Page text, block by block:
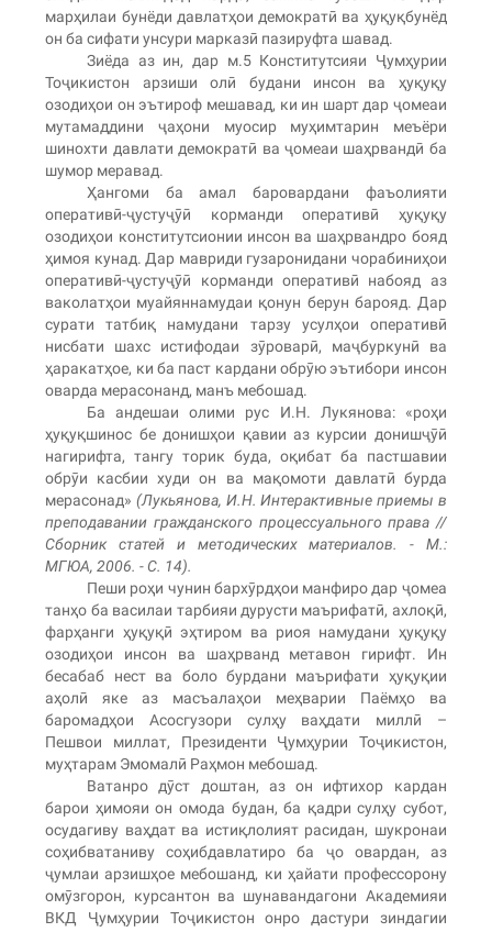
марҳилаи бунёди давлатҳои демократӣ ва ҳуқуқбунёд
он ба сифати унсури марказӣ пазируфта шавад.
Зиёда аз ин, дар м.5 Конститутсияи Ҷумҳурии
Тоҷикистон арзиши олӣ будани инсон ва ҳуқуқу
озодиҳои он эътироф мешавад, ки ин шарт дар ҷомеаи
мутамаддини ҷаҳони муосир муҳимтарин меъёри
шинохти давлати демократӣ ва ҷомеаи шаҳрвандӣ ба
шумор меравад.
Ҳангоми ба амал баровардани фаъолияти
оперативӣ-ҷустуҷӯӣ корманди оперативӣ ҳуқуқу
озодиҳои конститутсионии инсон ва шаҳрвандро бояд
ҳимоя кунад. Дар мавриди гузаронидани чорабиниҳои
оперативӣ-ҷустуҷӯӣ корманди оперативӣ набояд аз
ваколатҳои муайяннамудаи қонун берун барояд. Дар
сурати татбиқ намудани тарзу усулҳои оперативӣ
нисбати шахс истифодаи зӯроварӣ, маҷбуркунӣ ва
ҳаракатҳое, ки ба паст кардани обрӯю эътибори инсон
оварда мерасонанд, манъ мебошад.
Ба андешаи олими рус И.Н. Лукянова: «роҳи
ҳуқуқшинос бе донишҳои қавии аз курсии донишҷӯӣ
нагирифта, тангу торик буда, оқибат ба пастшавии
обрӯи касбии худи он ва мақомоти давлатӣ бурда
мерасонад» (Лукьянова, И.Н. Интерактивные приемы в
преподавании гражданского процессуального права //
Сборник статей и методических материалов. - М.:
МГЮА, 2006. - С. 14).
Пеши роҳи чунин бархӯрдҳои манфиро дар ҷомеа
танҳо ба василаи тарбияи дурусти маърифатӣ, ахлоқӣ,
фарҳанги ҳуқуқӣ эҳтиром ва риоя намудани ҳуқуқу
озодиҳои инсон ва шаҳрванд метавон гирифт. Ин
бесабаб нест ва боло бурдани маърифати ҳуқуқии
аҳолӣ яке аз масъалаҳои меҳварии Паёмҳо ва
баромадҳои Асосгузори сулҳу ваҳдати миллӣ –
Пешвои миллат, Президенти Ҷумҳурии Тоҷикистон,
муҳтарам Эмомалӣ Раҳмон мебошад.
Ватанро дӯст доштан, аз он ифтихор кардан
барои ҳимояи он омода будан, ба қадри сулҳу субот,
осудагиву ваҳдат ва истиқлолият расидан, шукронаи
соҳибватаниву соҳибдавлатиро ба ҷо овардан, аз
ҷумлаи арзишҳое мебошанд, ки ҳайати профессорону
омӯзгорон, курсантон ва шунавандагони Академияи
ВКД Ҷумҳурии Тоҷикистон онро дастури зиндагии